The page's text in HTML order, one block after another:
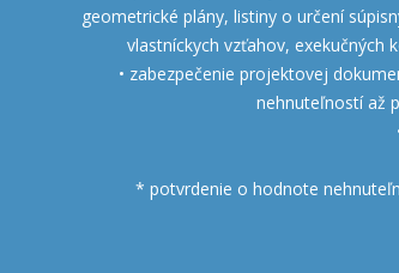
geometrické plány, listiny o určení
vlastníckych vzťahov, exekučných
• zabezpečenie projektovej
nehnuteľností až
* potvrdenie o hodnote